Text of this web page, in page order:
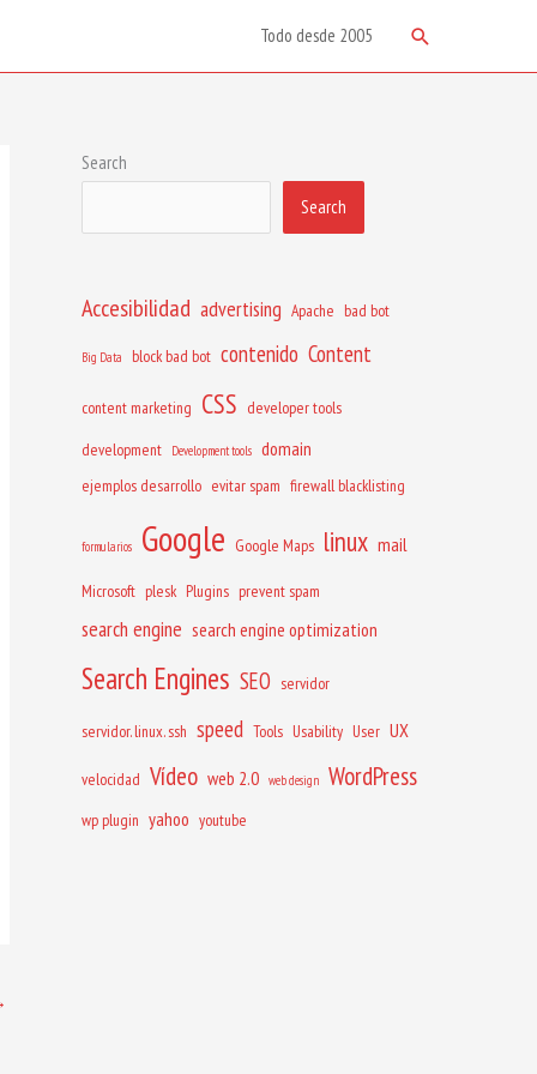
Todo desde 2005 Search
Search
Search
Accesibilidad advertising Apache bad bot
Big Data block bad bot contenido Content
content marketing CSS developer tools
development
Development tools domain
ejemplos desarrollo evitar spam firewall blacklisting
formularios Google Google Maps linux mail
Microsoft plesk Plugins prevent spam
search engine search engine optimization
Search Engines SEO servidor
servidor. linux. ssh speed Tools Usability User UX
velocidad Vídeo web 2.0 web design WordPress
wp plugin yahoo youtube